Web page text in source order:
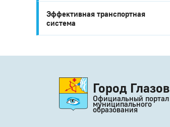
Эффективная транспортная
система
Город Глазов
Официальный портал
муниципального
образования